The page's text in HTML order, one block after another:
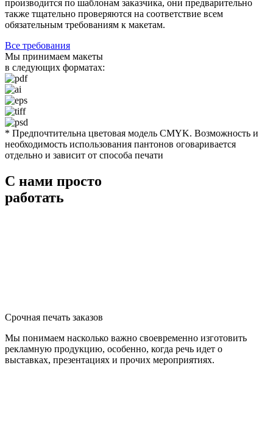
производится по шаблонам заказчика, они предварительно
также тщательно проверяются на соответствие всем
обязательным требованиям к макетам.
Все требования
Мы принимаем макеты
в следующих форматах:
* Предпочтительна цветовая модель CMYK. Возможность и
необходимость использования пантонов оговаривается
отдельно и зависит от способа печати
С нами просто
работать
Срочная печать заказов
Мы понимаем насколько важно своевременно изготовить
рекламную продукцию, особенно, когда речь идет о
выставках, презентациях и прочих мероприятиях.